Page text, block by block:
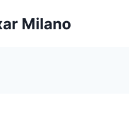
Milano